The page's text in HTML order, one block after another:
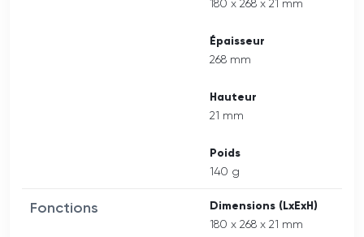
180 x 268 x 21 mm
Épaisseur
268 mm
Hauteur
21 mm
Poids
140 g
Fonctions Dimensions (LxExH)
180 x 268 x 21 mm